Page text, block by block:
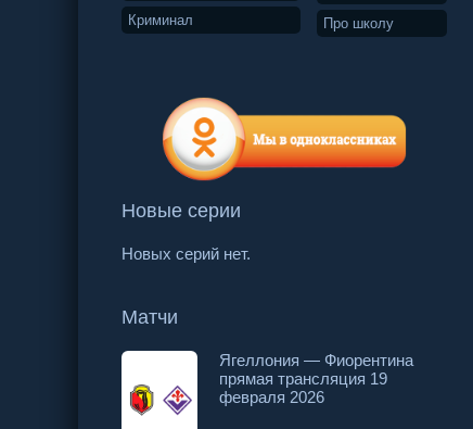
Криминал
Про школу
Новые серии
Новых серий нет.
Матчи
Ягеллония — Фиорентина
прямая трансляция 19
февраля 2026
3 серия